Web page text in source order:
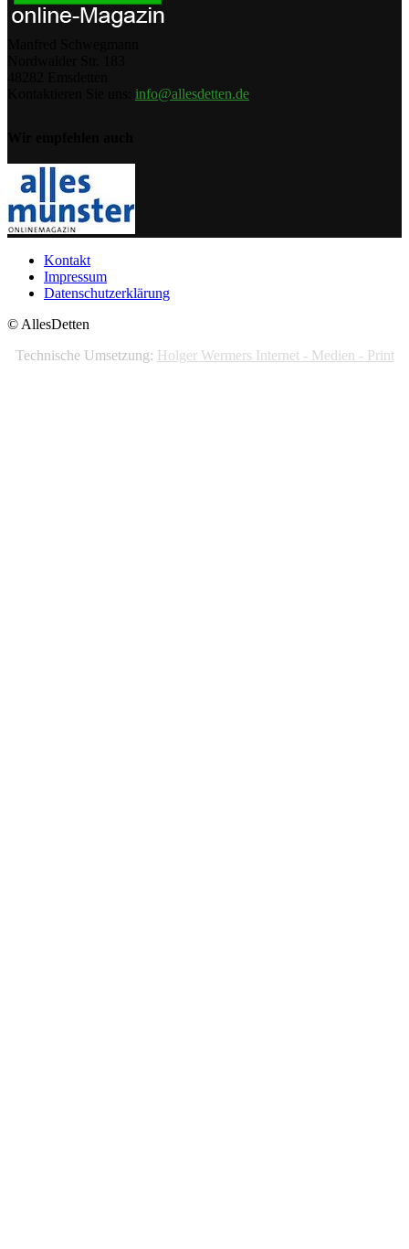
info@allesdetten.de
Kontakt
Impressum
Datenschutzerklärung
© AllesDetten
Technische Umsetzung: Holger Wermers Internet - Medien - Print